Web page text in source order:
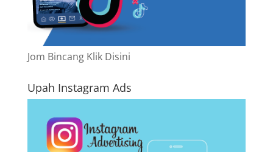
Jom Bincang Klik Disini
Upah Instagram Ads